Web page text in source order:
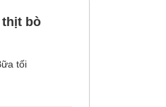
bò
tối